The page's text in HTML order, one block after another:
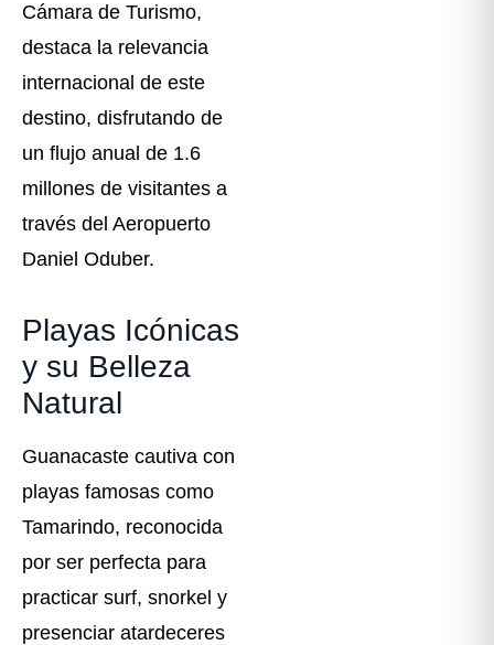
Cámara de Turismo,
destaca la relevancia
internacional de este
destino, disfrutando de
un flujo anual de 1.6
millones de visitantes a
través del Aeropuerto
Daniel Oduber.
Playas Icónicas
y su Belleza
Natural
Guanacaste cautiva con
playas famosas como
Tamarindo, reconocida
por ser perfecta para
practicar surf, snorkel y
presenciar atardeceres